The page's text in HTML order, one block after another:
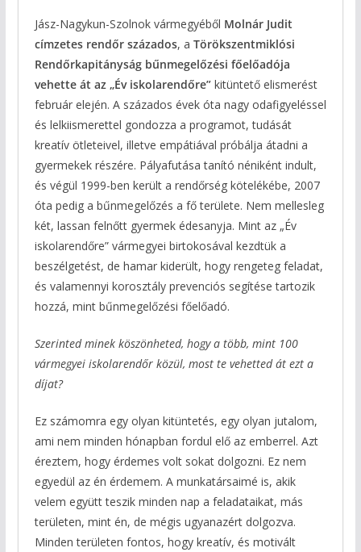
Jász-Nagykun-Szolnok vármegyéből Molnár Judit
címzetes rendőr százados, a Törökszentmiklósi
Rendőrkapitányság bűnmegelőzési főelőadója
vehette át az „Év iskolarendőre” kitüntető elismerést
február elején. A százados évek óta nagy odafigyeléssel
és lelkiismerettel gondozza a programot, tudását
kreatív ötleteivel, illetve empátiával próbálja átadni a
gyermekek részére. Pályafutása tanító néniként indult,
és végül 1999-ben került a rendőrség kötelékébe, 2007
óta pedig a bűnmegelőzés a fő területe. Nem mellesleg
két, lassan felnőtt gyermek édesanyja. Mint az „Év
iskolarendőre” vármegyei birtokosával kezdtük a
beszélgetést, de hamar kiderült, hogy rengeteg feladat,
és valamennyi korosztály prevenciós segítése tartozik
hozzá, mint bűnmegelőzési főelőadó.
Szerinted minek köszönheted, hogy a több, mint 100
vármegyei iskolarendőr közül, most te vehetted át ezt a
díjat?
Ez számomra egy olyan kitüntetés, egy olyan jutalom,
ami nem minden hónapban fordul elő az emberrel. Azt
éreztem, hogy érdemes volt sokat dolgozni. Ez nem
egyedül az én érdemem. A munkatársaimé is, akik
velem együtt teszik minden nap a feladataikat, más
területen, mint én, de mégis ugyanazért dolgozva.
Minden területen fontos, hogy kreatív, és motivált